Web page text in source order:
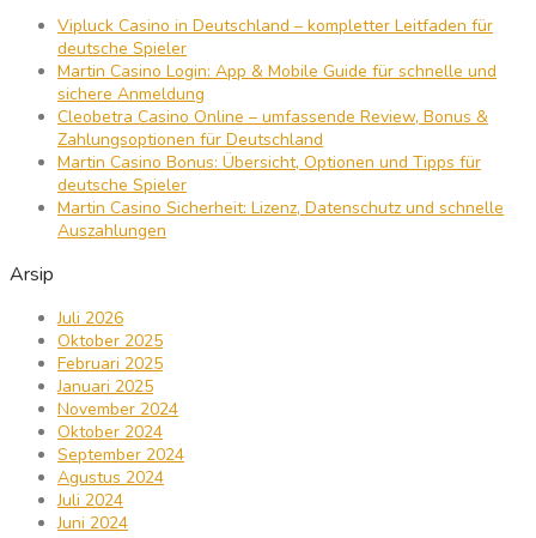
Vipluck Casino in Deutschland – kompletter Leitfaden für
deutsche Spieler
Martin Casino Login: App & Mobile Guide für schnelle und
sichere Anmeldung
Cleobetra Casino Online – umfassende Review, Bonus &
Zahlungsoptionen für Deutschland
Martin Casino Bonus: Übersicht, Optionen und Tipps für
deutsche Spieler
Martin Casino Sicherheit: Lizenz, Datenschutz und schnelle
Auszahlungen
Arsip
Juli 2026
Oktober 2025
Februari 2025
Januari 2025
November 2024
Oktober 2024
September 2024
Agustus 2024
Juli 2024
Juni 2024